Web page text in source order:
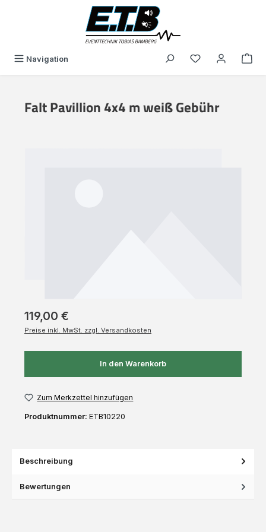
Navigation Du hast 0
Falt Pavillion 4x4 m weiß Gebühr
119,00 €
Preise inkl. MwSt. zzgl. Versandkosten
In den Warenkorb
Zum Merkzettel hinzufügen
Produktnummer: ETB10220
Beschreibung
Bewertungen